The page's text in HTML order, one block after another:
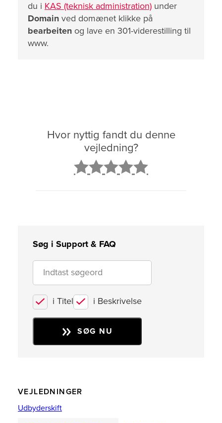
du i KAS (teknisk administration) under
Domain ved domænet klikke på
bearbeiten og lave en 301-viderestilling til
www.
Hvor nyttig fandt du denne
vejledning?
Søg i Support & FAQ
i Titel i Beskrivelse
SØG NU
VEJLEDNINGER
Udbyderskift